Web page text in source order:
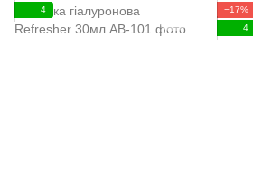
4
−17%
4